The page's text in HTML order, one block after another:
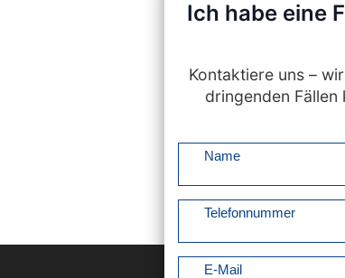
Ich habe eine
Kontaktiere uns –
dringenden Fällen
Name
Telefonnummer
E-Mail